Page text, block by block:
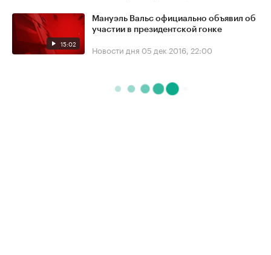
15:02
Мануэль Вальс официально объявил об
участии в президентской гонке
Новости дня 05 дек 2016, 22:00